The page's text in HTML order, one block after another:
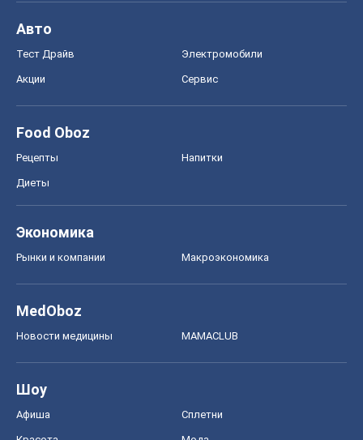
Авто
Тест Драйв Электромобили
Акции Сервис
Food Oboz
Рецепты Напитки
Диеты
Экономика
Рынки и компании Mакроэкономика
MedOboz
Новости медицины MAMACLUB
Шоу
Афиша Сплетни